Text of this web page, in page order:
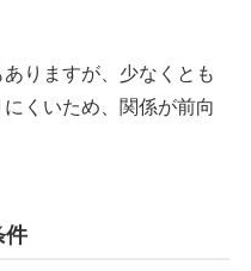
りますが、少なくとも
くいため、関係が前向
件